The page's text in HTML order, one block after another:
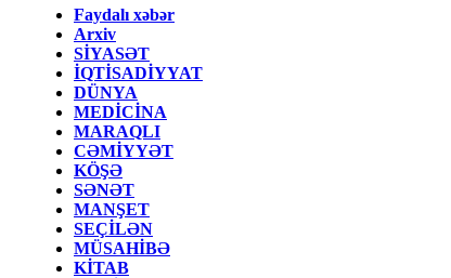
Faydalı xəbər
Arxiv
SİYASƏT
İQTİSADİYYAT
DÜNYA
MEDİCİNA
MARAQLI
CƏMİYYƏT
KÖŞƏ
SƏNƏT
MANŞET
SEÇİLƏN
MÜSAHİBƏ
KİTAB